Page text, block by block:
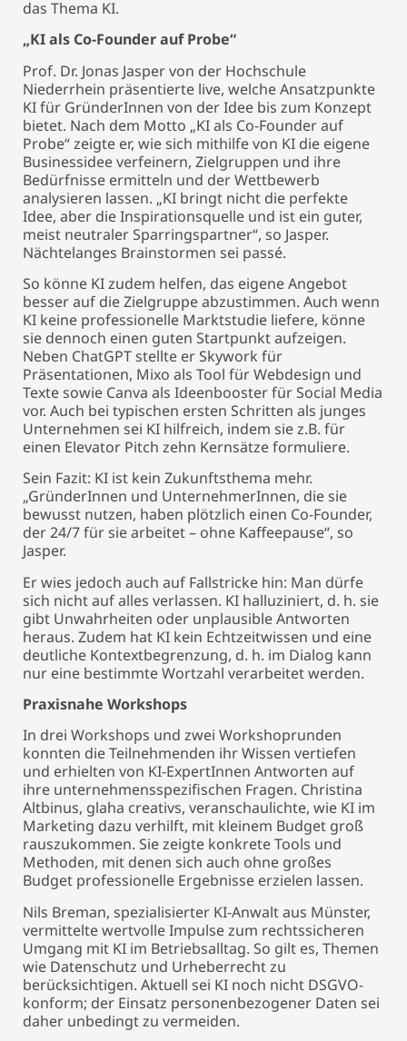
das Thema KI.
„KI als Co-Founder auf Probe“
Prof. Dr. Jonas Jasper von der Hochschule
Niederrhein präsentierte live, welche Ansatzpunkte
KI für GründerInnen von der Idee bis zum Konzept
bietet. Nach dem Motto „KI als Co-Founder auf
Probe“ zeigte er, wie sich mithilfe von KI die eigene
Businessidee verfeinern, Zielgruppen und ihre
Bedürfnisse ermitteln und der Wettbewerb
analysieren lassen. „KI bringt nicht die perfekte
Idee, aber die Inspirationsquelle und ist ein guter,
meist neutraler Sparringspartner“, so Jasper.
Nächtelanges Brainstormen sei passé.
So könne KI zudem helfen, das eigene Angebot
besser auf die Zielgruppe abzustimmen. Auch wenn
KI keine professionelle Marktstudie liefere, könne
sie dennoch einen guten Startpunkt aufzeigen.
Neben ChatGPT stellte er Skywork für
Präsentationen, Mixo als Tool für Webdesign und
Texte sowie Canva als Ideenbooster für Social Media
vor. Auch bei typischen ersten Schritten als junges
Unternehmen sei KI hilfreich, indem sie z.B. für
einen Elevator Pitch zehn Kernsätze formuliere.
Sein Fazit: KI ist kein Zukunftsthema mehr.
„GründerInnen und UnternehmerInnen, die sie
bewusst nutzen, haben plötzlich einen Co-Founder,
der 24/7 für sie arbeitet – ohne Kaffeepause“, so
Jasper.
Er wies jedoch auch auf Fallstricke hin: Man dürfe
sich nicht auf alles verlassen. KI halluziniert, d. h. sie
gibt Unwahrheiten oder unplausible Antworten
heraus. Zudem hat KI kein Echtzeitwissen und eine
deutliche Kontextbegrenzung, d. h. im Dialog kann
nur eine bestimmte Wortzahl verarbeitet werden.
Praxisnahe Workshops
In drei Workshops und zwei Workshoprunden
konnten die Teilnehmenden ihr Wissen vertiefen
und erhielten von KI-ExpertInnen Antworten auf
ihre unternehmensspezifischen Fragen. Christina
Altbinus, glaha creativs, veranschaulichte, wie KI im
Marketing dazu verhilft, mit kleinem Budget groß
rauszukommen. Sie zeigte konkrete Tools und
Methoden, mit denen sich auch ohne großes
Budget professionelle Ergebnisse erzielen lassen.
Nils Breman, spezialisierter KI-Anwalt aus Münster,
vermittelte wertvolle Impulse zum rechtssicheren
Umgang mit KI im Betriebsalltag. So gilt es, Themen
wie Datenschutz und Urheberrecht zu
berücksichtigen. Aktuell sei KI noch nicht DSGVO-
konform; der Einsatz personenbezogener Daten sei
daher unbedingt zu vermeiden.